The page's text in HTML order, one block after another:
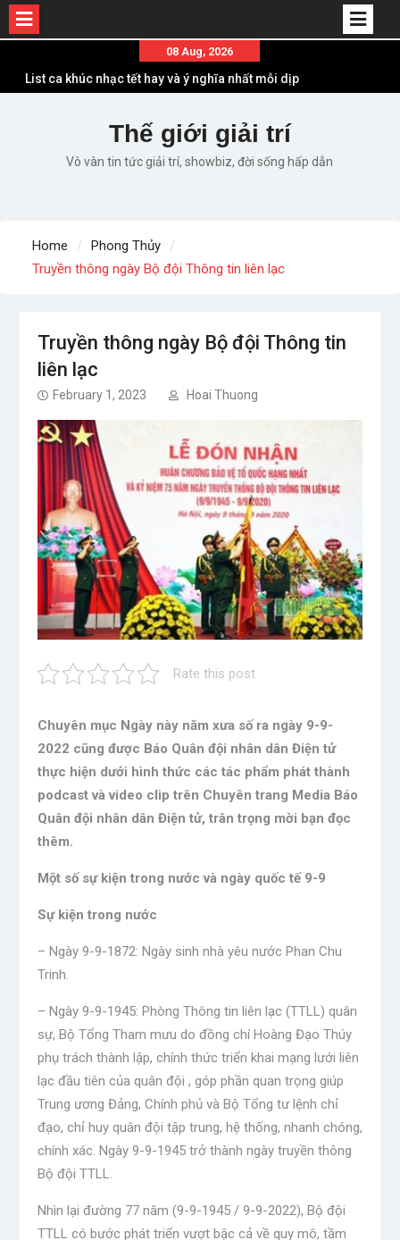
content
08 Aug, 2026
List ca khúc nhạc tết hay và ý nghĩa nhất mỗi dịp
Em ơi lên phố – Minh Vương: Màn comeback
“ngoạn mục” với triệu view
Những ca khúc nhạc xuân “sặc mùi” quảng cáo
Lời bài hát Chúng Ta của Hiện Tại – Sơn Tùng M-
TP – Full lyrics bản chuẩn
Thế giới giải trí
Vô vàn tin tức giải trí, showbiz, đời sống hấp dẫn
Home
Phong Thủy
Truyền thông ngày Bộ đội Thông tin liên lạc
Truyền thông ngày Bộ đội Thông tin
liên lạc
February 1, 2023 Hoai Thuong
Rate this post
Chuyên mục Ngày này năm xưa số ra ngày 9-9-
2022 cũng được Báo Quân đội nhân dân Điện tử
thực hiện dưới hình thức các tác phẩm phát thành
podcast và video clip trên Chuyên trang Media Báo
Quân đội nhân dân Điện tử, trân trọng mời bạn đọc
thêm.
Một số sự kiện trong nước và ngày quốc tế 9-9
Sự kiện trong nước
– Ngày 9-9-1872: Ngày sinh nhà yêu nước Phan Chu
Trinh.
– Ngày 9-9-1945: Phòng Thông tin liên lạc (TTLL) quân
sự, Bộ Tổng Tham mưu do đồng chí Hoàng Đạo Thúy
phụ trách thành lập, chính thức triển khai mạng lưới liên
lạc đầu tiên của quân đội , góp phần quan trọng giúp
Trung ương Đảng, Chính phủ và Bộ Tổng tư lệnh chỉ
đạo, chỉ huy quân đội tập trung, hệ thống, nhanh chóng,
chính xác. Ngày 9-9-1945 trở thành ngày truyền thông
Bộ đội TTLL.
Nhìn lại đường 77 năm (9-9-1945 / 9-9-2022), Bộ đội
TTLL có bước phát triển vượt bậc cả về quy mô, tầm